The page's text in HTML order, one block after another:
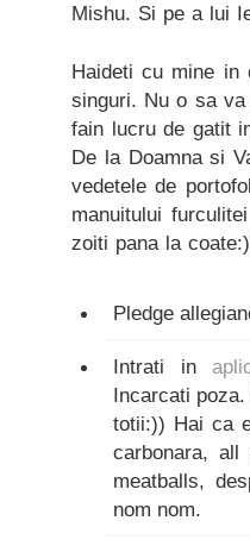
Mishu. Si pe a lui
Haideti cu mine in
singuri. Nu o sa
fain lucru de gatit
De la Doamna si
vedetele de
manuitului
zoiti pana la
Pledge
Intrati in
Incarcati
totii:)) Hai ca
carbonara,
meatballs,
nom nom.